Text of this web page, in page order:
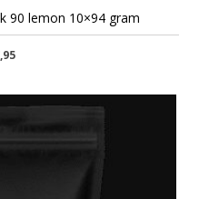
90 lemon 10×94 gram